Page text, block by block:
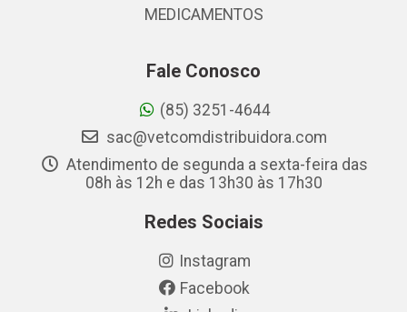
MEDICAMENTOS
Fale Conosco
(85) 3251-4644
sac@vetcomdistribuidora.com
Atendimento de segunda a sexta-feira das
08h às 12h e das 13h30 às 17h30
Redes Sociais
Instagram
Facebook